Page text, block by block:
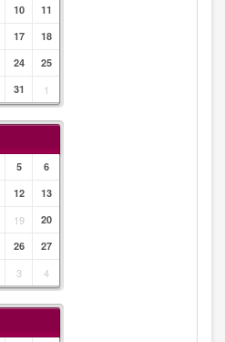
10
11
17
18
24
25
31 1
5
6
12
13
19
20
26
27
3 4